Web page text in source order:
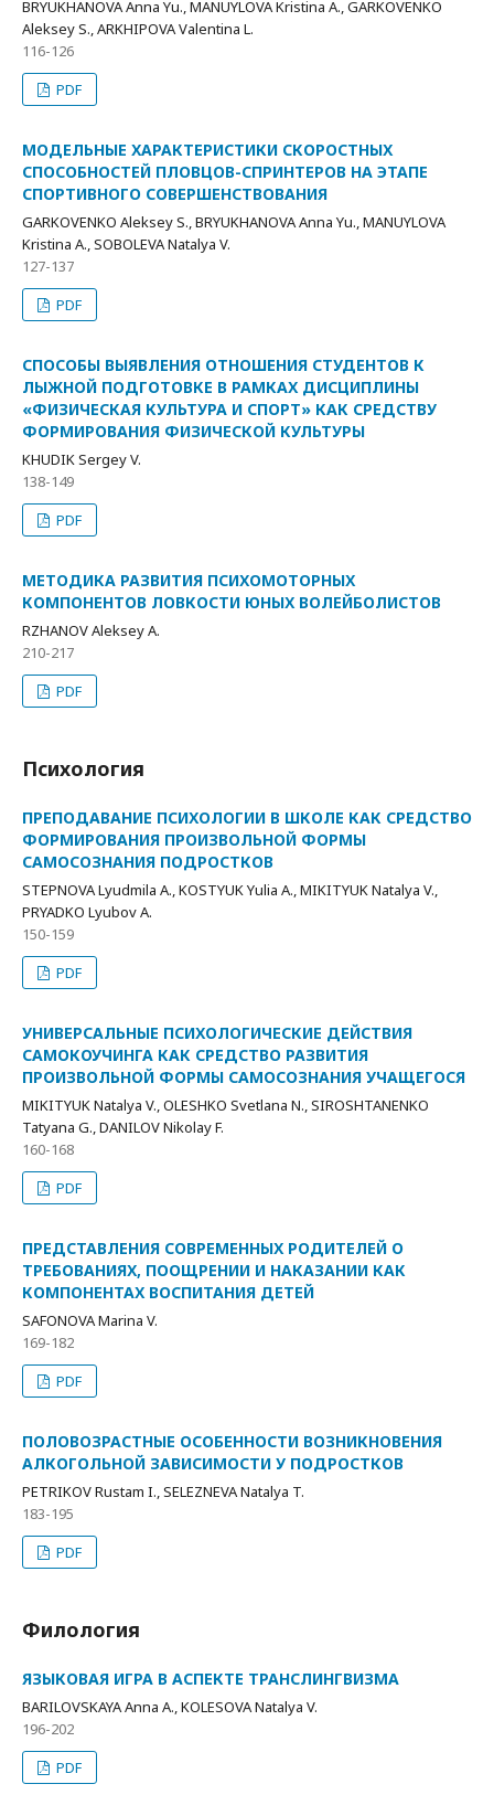
BRYUKHANOVA Anna Yu., MANUYLOVA Kristina A., GARKOVENKO
Aleksey S., ARKHIPOVA Valentina L.
116-126
PDF
МОДЕЛЬНЫЕ ХАРАКТЕРИСТИКИ СКОРОСТНЫХ
СПОСОБНОСТЕЙ ПЛОВЦОВ-СПРИНТЕРОВ НА ЭТАПЕ
СПОРТИВНОГО СОВЕРШЕНСТВОВАНИЯ
GARKOVENKO Aleksey S., BRYUKHANOVA Anna Yu., MANUYLOVA
Kristina A., SOBOLEVA Natalya V.
127-137
PDF
СПОСОБЫ ВЫЯВЛЕНИЯ ОТНОШЕНИЯ СТУДЕНТОВ К
ЛЫЖНОЙ ПОДГОТОВКЕ В РАМКАХ ДИСЦИПЛИНЫ
«ФИЗИЧЕСКАЯ КУЛЬТУРА И СПОРТ» КАК СРЕДСТВУ
ФОРМИРОВАНИЯ ФИЗИЧЕСКОЙ КУЛЬТУРЫ
KHUDIK Sergey V.
138-149
PDF
МЕТОДИКА РАЗВИТИЯ ПСИХОМОТОРНЫХ
КОМПОНЕНТОВ ЛОВКОСТИ ЮНЫХ ВОЛЕЙБОЛИСТОВ
RZHANOV Aleksey A.
210-217
PDF
Психология
ПРЕПОДАВАНИЕ ПСИХОЛОГИИ В ШКОЛЕ КАК СРЕДСТВО
ФОРМИРОВАНИЯ ПРОИЗВОЛЬНОЙ ФОРМЫ
САМОСОЗНАНИЯ ПОДРОСТКОВ
STEPNOVA Lyudmila A., KOSTYUK Yulia A., MIKITYUK Natalya V.,
PRYADKO Lyubov A.
150-159
PDF
УНИВЕРСАЛЬНЫЕ ПСИХОЛОГИЧЕСКИЕ ДЕЙСТВИЯ
САМОКОУЧИНГА КАК СРЕДСТВО РАЗВИТИЯ
ПРОИЗВОЛЬНОЙ ФОРМЫ САМОСОЗНАНИЯ УЧАЩЕГОСЯ
MIKITYUK Natalya V., OLESHKO Svetlana N., SIROSHTANENKO
Tatyana G., DANILOV Nikolay F.
160-168
PDF
ПРЕДСТАВЛЕНИЯ СОВРЕМЕННЫХ РОДИТЕЛЕЙ О
ТРЕБОВАНИЯХ, ПООЩРЕНИИ И НАКАЗАНИИ КАК
КОМПОНЕНТАХ ВОСПИТАНИЯ ДЕТЕЙ
SAFONOVA Marina V.
169-182
PDF
ПОЛОВОЗРАСТНЫЕ ОСОБЕННОСТИ ВОЗНИКНОВЕНИЯ
АЛКОГОЛЬНОЙ ЗАВИСИМОСТИ У ПОДРОСТКОВ
PETRIKOV Rustam I., SELEZNEVA Natalya T.
183-195
PDF
Филология
ЯЗЫКОВАЯ ИГРА В АСПЕКТЕ ТРАНСЛИНГВИЗМА
BARILOVSKAYA Anna A., KOLESOVA Natalya V.
196-202
PDF